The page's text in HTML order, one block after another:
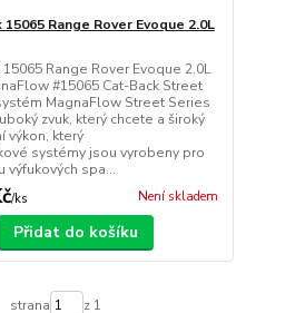
Range Rover Evoque 2.0L
Range Rover Evoque 2.0L
#15065 Cat-Back Street
MagnaFlow Street Series
zvuk, který chcete a široký
výkon, který
systémy jsou vyrobeny pro
výfukových spa...
/ks Není skladem
Přidat do košíku
strana z 1